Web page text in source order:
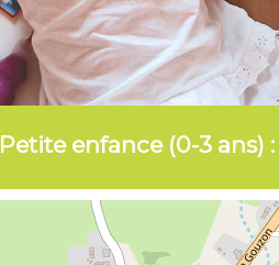
Petite enfance (0-3 ans) :